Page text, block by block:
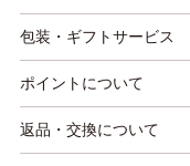
包装・ギフトサービス
ポイントについて
返品・交換について